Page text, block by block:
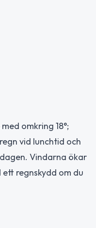
omkring 18°;
vid lunchtid och
Vindarna ökar
regnskydd om du